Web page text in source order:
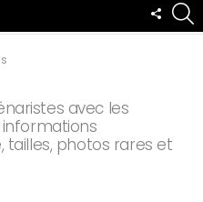
avec les
informations
tailles, photos rares et